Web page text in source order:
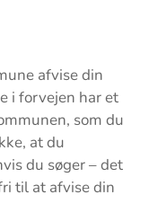
afvise din
i forvejen har et
som du
at du
du søger – det
til at afvise din